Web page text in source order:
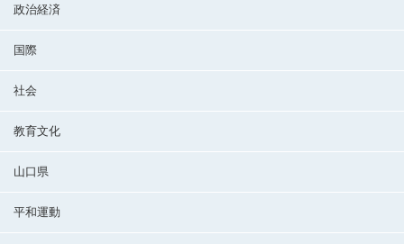
政治経済
国際
社会
教育文化
山口県
平和運動